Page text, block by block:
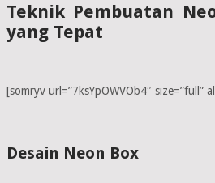
Teknik Pembuatan
yang Tepat
[somryv url=”7ksYpOWVOb4″ size=”full”
Desain Neon Box